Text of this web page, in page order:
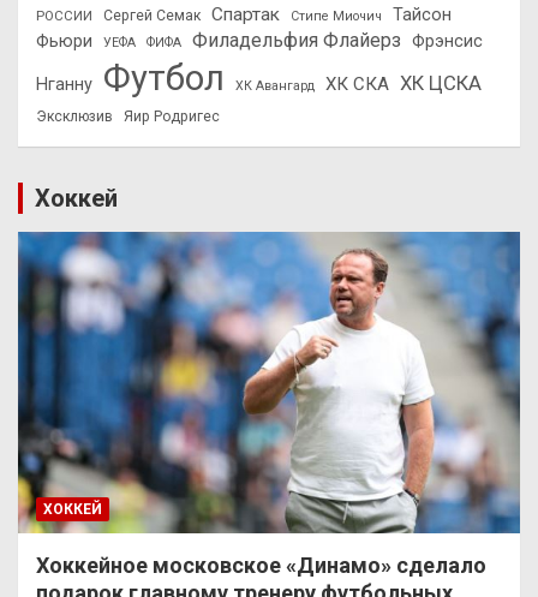
РОССИИ
Сергей Семак Спартак Стипе Миочич
Тайсон
Фьюри
УЕФА ФИФА Филадельфия Флайерз Фрэнсис
Нганну Футбол ХК Авангард ХК СКА ХК ЦСКА
Эксклюзив Яир Родригес
Хоккей
ХОККЕЙ
Хоккейное московское «Динамо» сделало